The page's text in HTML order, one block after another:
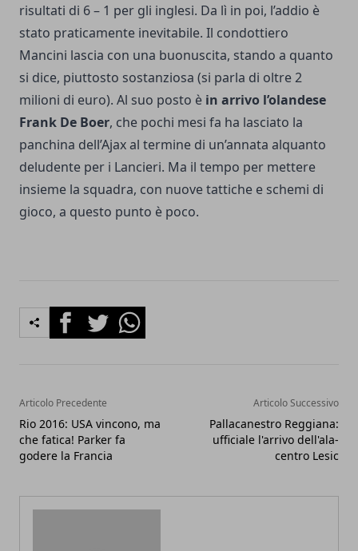
risultati di 6 – 1 per gli inglesi. Da lì in poi, l’addio è
stato praticamente inevitabile. Il condottiero
Mancini lascia con una buonuscita, stando a quanto
si dice, piuttosto sostanziosa (si parla di oltre 2
milioni di euro). Al suo posto è in arrivo l’olandese
Frank De Boer, che pochi mesi fa ha lasciato la
panchina dell’Ajax al termine di un’annata alquanto
deludente per i Lancieri. Ma il tempo per mettere
insieme la squadra, con nuove tattiche e schemi di
gioco, a questo punto è poco.
FacebookTwitterWhatsapp
Articolo Precedente
Rio 2016: USA vincono, ma
che fatica! Parker fa
godere la Francia
Articolo Successivo
Pallacanestro Reggiana:
ufficiale l'arrivo dell'ala-
centro Lesic